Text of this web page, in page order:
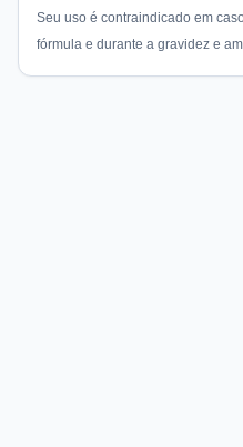
Seu uso é contraindicado em
fórmula e durante a gravidez e